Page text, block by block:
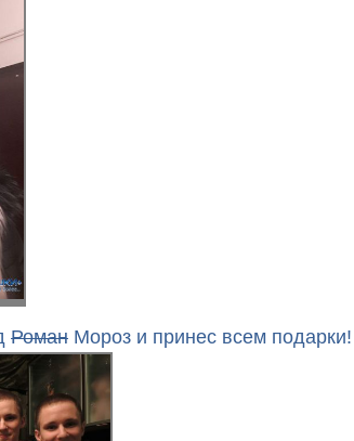
Роман Мороз и принес всем подарки!